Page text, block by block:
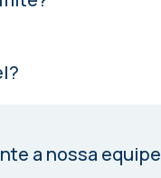
a nossa equipe